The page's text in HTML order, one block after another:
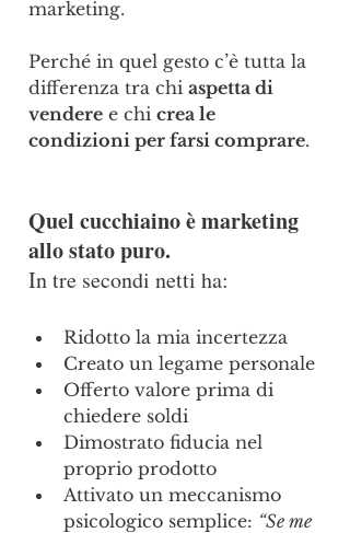
marketing.
Perché in quel gesto c’è tutta la
differenza tra chi aspetta di
vendere e chi crea le
condizioni per farsi comprare.
Quel cucchiaino è marketing
allo stato puro.
In tre secondi netti ha:
Ridotto la mia incertezza
Creato un legame personale
Offerto valore prima di
chiedere soldi
Dimostrato fiducia nel
proprio prodotto
Attivato un meccanismo
psicologico semplice: “Se me